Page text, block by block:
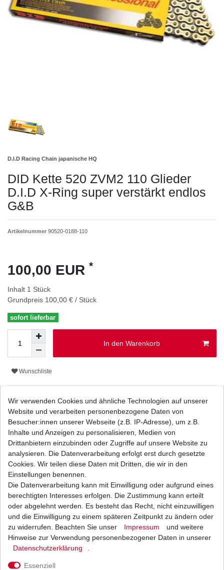
D.I.D Racing Chain japanische HQ
DID Kette 520 ZVM2 110 Glieder
D.I.D X-Ring super verstärkt endlos
G&B
Artikelnummer 90520-0188-110
100,00 EUR *
Inhalt 1 Stück
Grundpreis 100,00 € / Stück
sofort lieferbar
In den Warenkorb
Wunschliste
Beschreibung
Weitere Details
Neue Kette
Wir verwenden Cookies und ähnliche Technologien auf unserer
Website und verarbeiten personenbezogene Daten von
Besucher:innen unserer Webseite (z.B. IP-Adresse), um z.B.
Inhalte und Anzeigen zu personalisieren, Medien von
Drittanbietern einzubinden oder Zugriffe auf unsere Website zu
analysieren. Die Datenverarbeitung erfolgt erst durch gesetzte
Cookies. Wir teilen diese Daten mit Dritten, die wir in den
Einstellungen benennen.
Die Datenverarbeitung kann mit Einwilligung oder aufgrund eines
berechtigten Interesses erfolgen. Die Zustimmung kann erteilt
oder abgelehnt werden. Es besteht das Recht, nicht einzuwilligen
und die Einwilligung zu einem späteren Zeitpunkt zu ändern oder
zu widerrufen. Beachten Sie unser
Impressum
und weitere
Hinweise zur Verwendung personenbezogener Daten in unserer
Daten­schutz­erklärung
Essenziell